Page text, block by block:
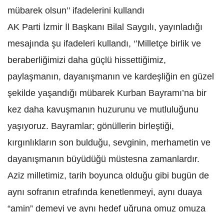
mübarek olsun’’ ifadelerini kullandı
AK Parti İzmir İl Başkanı Bilal Saygılı, yayınladığı
mesajında şu ifadeleri kullandı, ‘’Milletçe birlik ve
beraberliğimizi daha güçlü hissettiğimiz,
paylaşmanın, dayanışmanın ve kardeşliğin en güzel
şekilde yaşandığı mübarek Kurban Bayramı’na bir
kez daha kavuşmanın huzurunu ve mutluluğunu
yaşıyoruz. Bayramlar; gönüllerin birleştiği,
kırgınlıkların son bulduğu, sevginin, merhametin ve
dayanışmanın büyüdüğü müstesna zamanlardır.
Aziz milletimiz, tarih boyunca olduğu gibi bugün de
aynı sofranın etrafında kenetlenmeyi, aynı duaya
“amin” demeyi ve aynı hedef uğruna omuz omuza